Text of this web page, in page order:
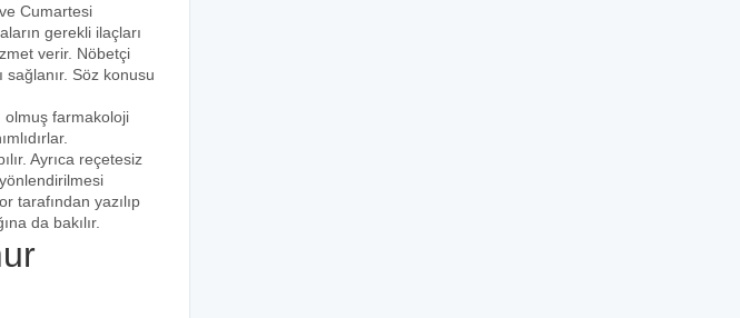
Cumartesi
gerekli ilaçları
verir. Nöbetçi
sağlanır. Söz konusu
olmuş farmakoloji
Ayrıca reçetesiz
tarafından yazılıp
da bakılır.